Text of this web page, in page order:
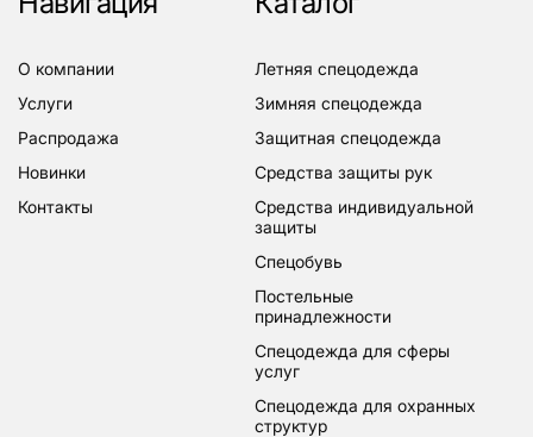
о компании
услуги
распродажа
новинки
контакты
летняя спецодежда
зимняя спецодежда
защитная спецодежда
средства защиты рук
средства индивидуальной
защиты
спецобувь
постельные
принадлежности
спецодежда для сферы
услуг
спецодежда для охранных
структур